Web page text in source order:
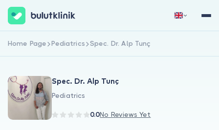
Sign Up Now Sign In
Home Page Pediatrics Spec. Dr. Alp Tunç
Spec. Dr. Alp Tunç
Pediatrics
0.0No Reviews Yet